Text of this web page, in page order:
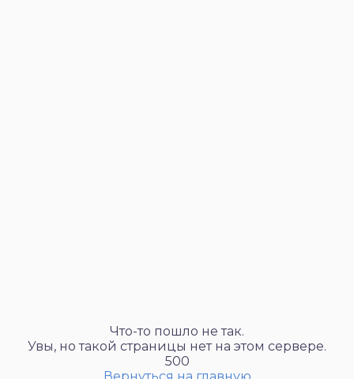
Что-то пошло не так.
Увы, но такой страницы нет на этом сервере.
500